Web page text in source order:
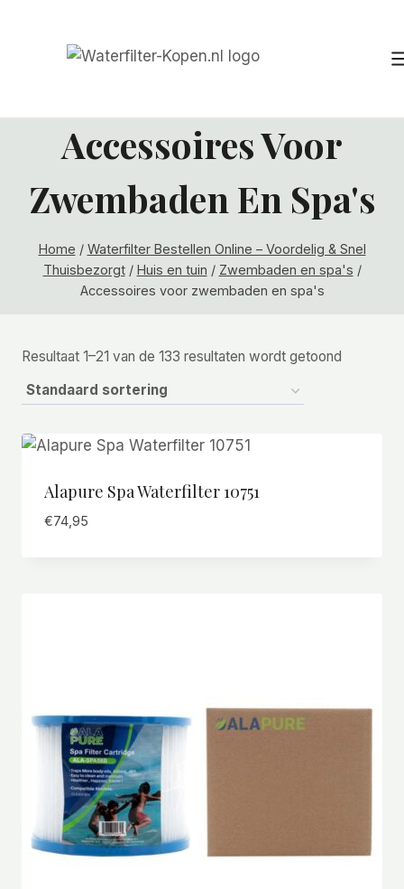
Accessoires Voor
Zwembaden En Spa's
Home / Waterfilter Bestellen Online – Voordelig & Snel
Thuisbezorgt / Huis en tuin / Zwembaden en spa's /
Accessoires voor zwembaden en spa's
Resultaat 1–21 van de 133 resultaten wordt getoond
Alapure Spa Waterfilter 10751
€74,95